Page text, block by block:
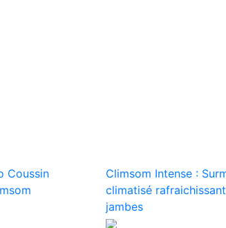
Coussin
Climsom Intense :
climatisé
jambes